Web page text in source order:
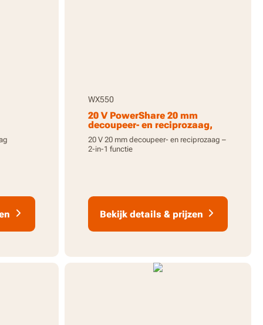
WX550
20 V PowerShare 20 mm
decoupeer- en reciprozaag,
inclusief accu’s, WX550
20 V 20 mm decoupeer- en reciprozaag –
2-in-1 functie
Bekijk details & prijzen